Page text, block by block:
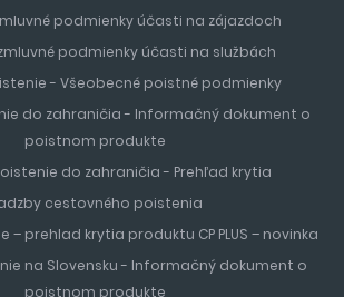
podmienky účasti na zájazdoch
podmienky účasti na službách
- Všeobecné poistné podmienky
do zahraničia - Informačný dokument o
poistnom produkte
do zahraničia - Prehľad krytia
cestovného poistenia
– prehlad krytia produktu CP PLUS – novinka
na Slovensku - Informačný dokument o
poistnom produkte